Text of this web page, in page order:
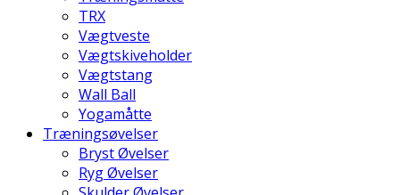
TRX
Vægtveste
Vægtskiveholder
Vægtstang
Wall Ball
Yogamåtte
Træningsøvelser
Bryst Øvelser
Ryg Øvelser